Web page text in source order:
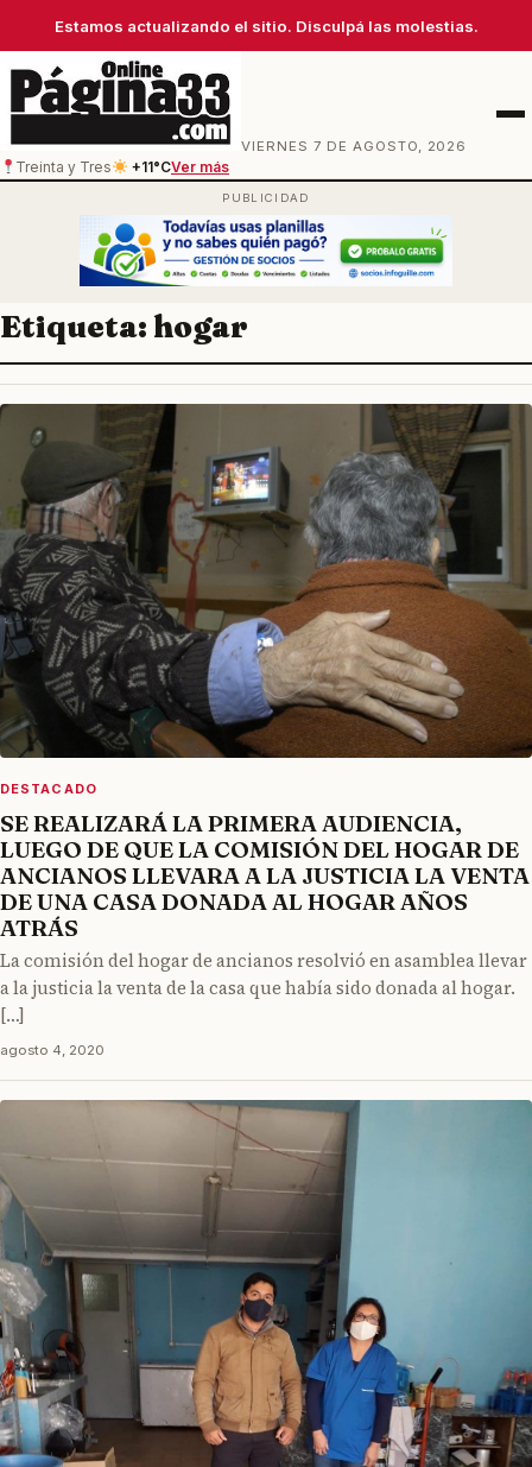
Estamos actualizando el sitio. Disculpá las molestias.
VIERNES 7 DE AGOSTO, 2026
Treinta y Tres
+11°CVer más
Menú
Etiqueta:hogar
DESTACADO
SE REALIZARÁ LA PRIMERA AUDIENCIA,
LUEGO DE QUE LA COMISIÓN DEL HOGAR DE
ANCIANOS LLEVARA A LA JUSTICIA LA VENTA
DE UNA CASA DONADA AL HOGAR AÑOS
ATRÁS
La comisión del hogar de ancianos resolvió en asamblea llevar
a la justicia la venta de la casa que había sido donada al hogar.
[…]
agosto 4, 2020